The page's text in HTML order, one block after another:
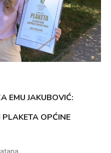
EMU JAKUBOVIĆ:
OPĆINE